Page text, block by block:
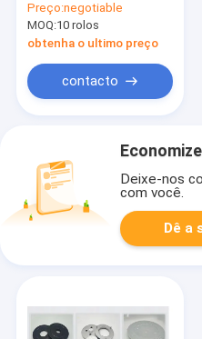
de 0.6mm, rede de
arame de aço
galvanizada
Preço:negotiable
MOQ:10 rolos
obtenha o ultimo preço
contacto
Deixe-nos
com você.
Dê a